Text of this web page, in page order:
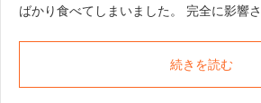
ばかり食べてしまいました。 完全に影響
続きを読む